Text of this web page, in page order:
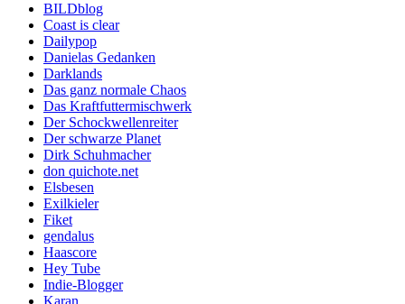
BILDblog
Coast is clear
Dailypop
Danielas Gedanken
Darklands
Das ganz normale Chaos
Das Kraftfuttermischwerk
Der Schockwellenreiter
Der schwarze Planet
Dirk Schuhmacher
don quichote.net
Elsbesen
Exilkieler
Fiket
gendalus
Haascore
Hey Tube
Indie-Blogger